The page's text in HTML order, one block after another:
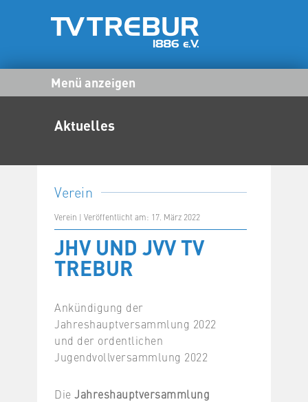
Menü anzeigen
Aktuelles
Verein
Verein | Veröffentlicht am: 17. März 2022
JHV UND JVV TV
TREBUR
Ankündigung der
Jahreshauptversammlung 2022
und der ordentlichen
Jugendvollversammlung 2022
Die Jahreshauptversammlung